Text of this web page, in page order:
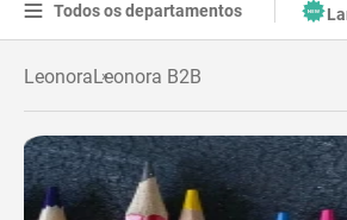
Todos os departamentos
LeonoraLeonora B2B
2º
º cola